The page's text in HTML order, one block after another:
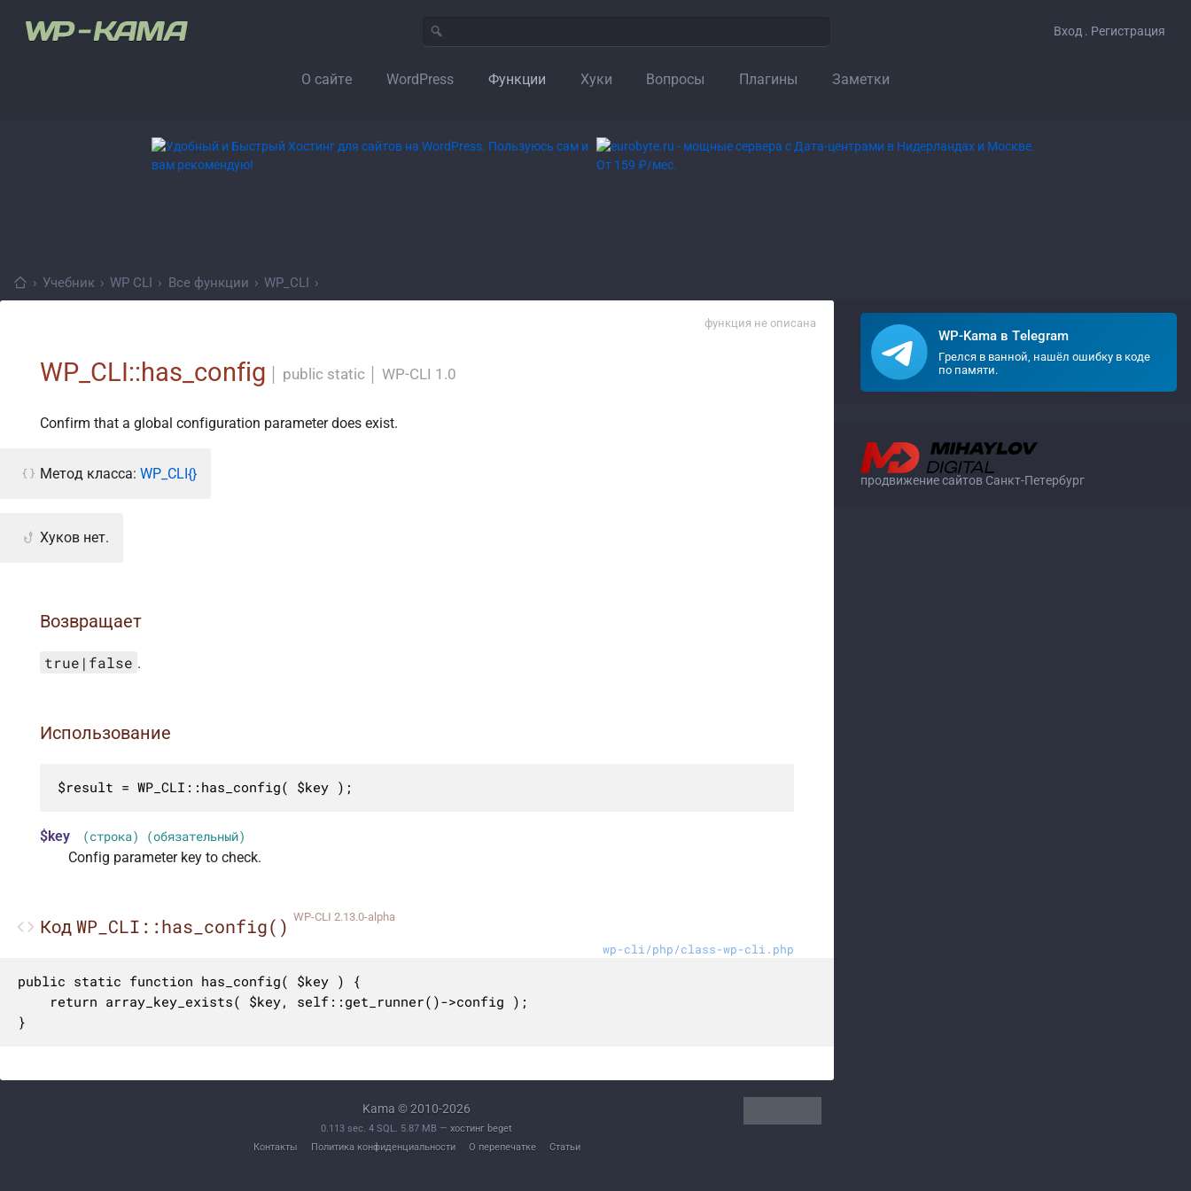
Вход . Регистрация
О сайте WordPress Функции Хуки Вопросы Плагины Заметки
› Учебник › WP CLI › Все функции › WP_CLI ›
функция не описана
WP_CLI::has_config public static WP-CLI 1.0
Confirm that a global configuration parameter does exist.
Метод класса: WP_CLI{}
Хуков нет.
Возвращает
true|false .
Использование
$result = WP_CLI::has_config( $key );
$key (строка) (обязательный)
Config parameter key to check.
Код WP_CLI::has_config() WP-CLI 2.13.0-alpha
wp-cli/php/class-wp-cli.php
public static function has_config( $key ) {
}
WP-Kama в Telegram
Грелся в ванной, нашёл ошибку в коде
по памяти.
продвижение сайтов Санкт-Петербург
Kama © 2010-2026
0.113 sec. 4 SQL. 5.87 MB —хостинг beget
Контакты
Политика конфиденциальности О перепечатке Статьи